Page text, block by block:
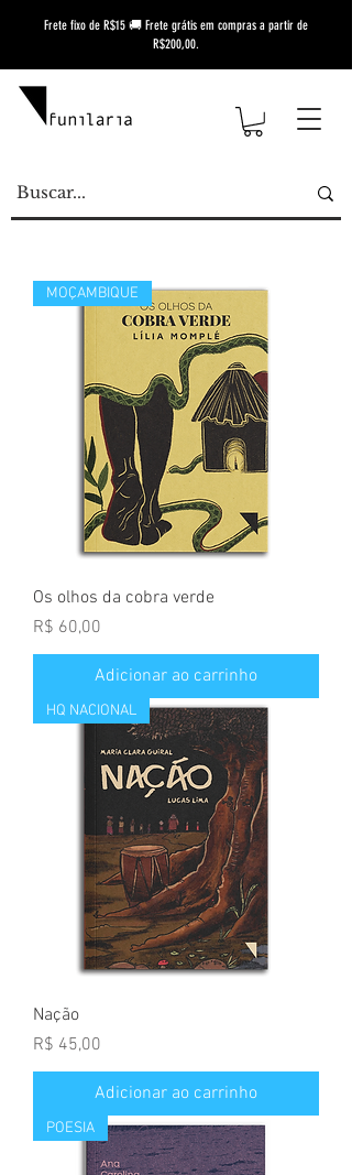
Frete fixo de R$15 🚚 Frete grátis em compras a partir de
R$200,00.
MOÇAMBIQUE
Os olhos da cobra verde
Preço
R$ 60,00
Adicionar ao carrinho
HQ NACIONAL
Nação
Preço
R$ 45,00
Adicionar ao carrinho
POESIA